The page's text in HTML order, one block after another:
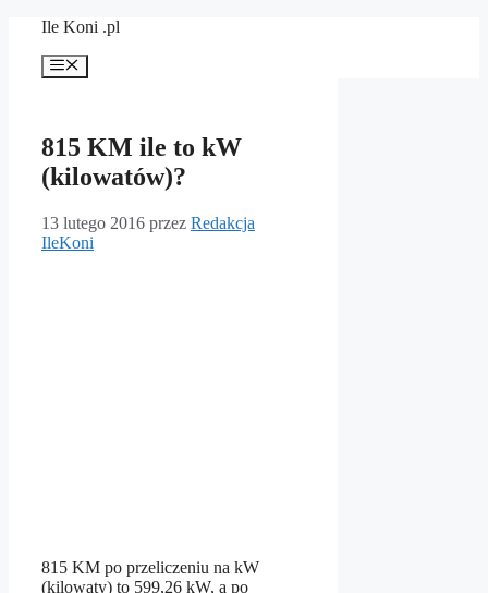
PrzejdźIle Koni .pl
Menu
815 KM ile to kW
(kilowatów)?
13 lutego 2016 przez Redakcja
IleKoni
815 KM po przeliczeniu na kW
(kilowaty) to 599,26 kW, a po